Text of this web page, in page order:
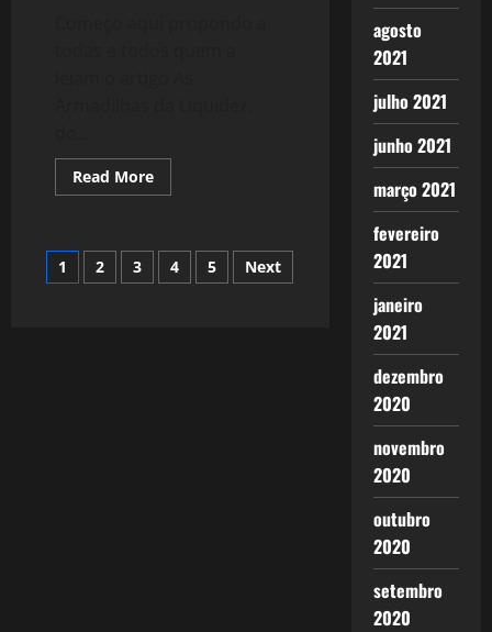
Read MoreRead
more
Vindo
2022:
O
Paginação
1 2 3 4 5 Next
agosto
2021
julho 2021
junho 2021
março 2021
fevereiro
2021
janeiro
2021
dezembro
2020
novembro
2020
outubro
2020
setembro
2020